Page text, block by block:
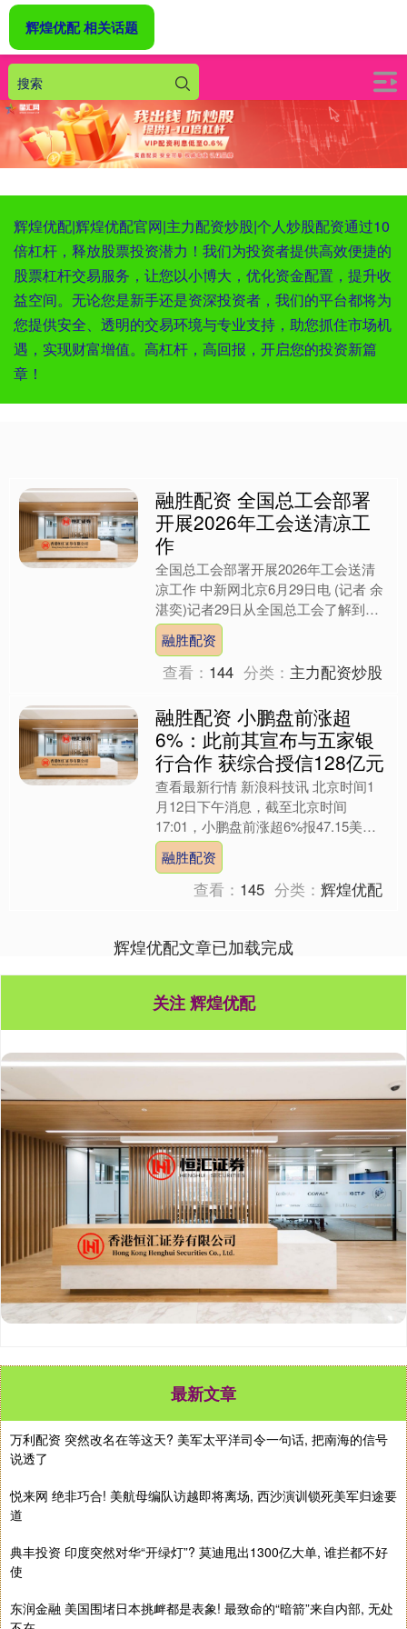
辉煌优配|辉煌优配官网|主力配资炒股|个人炒股配资通过10
倍杠杆，释放股票投资潜力！我们为投资者提供高效便捷的
股票杠杆交易服务，让您以小博大，优化资金配置，提升收
益空间。无论您是新手还是资深投资者，我们的平台都将为
您提供安全、透明的交易环境与专业支持，助您抓住市场机
遇，实现财富增值。高杠杆，高回报，开启您的投资新篇
章！
辉煌优配 相关话题
融胜配资 全国总工会部署
开展2026年工会送清凉工
作
全国总工会部署开展2026年工会送清
凉工作 中新网北京6月29日电 (记者 余
湛奕)记者29日从全国总工会了解到，
目前全国各地陆续进入夏季高温时节，
为切实维护广....
融胜配资
查看： 144 分类： 主力配资炒股
融胜配资 小鹏盘前涨超
6%：此前其宣布与五家银
行合作 获综合授信128亿元
查看最新行情 新浪科技讯 北京时间1
月12日下午消息，截至北京时间
17:01，小鹏盘前涨超6%报47.15美
元。 今日早些时候，小鹏汽车宣布，
中国农业银行广东省....
融胜配资
查看： 145 分类：辉煌优配
辉煌优配文章已加载完成
关注 辉煌优配
最新文章
万利配资 突然改名在等这天? 美军太平洋司令一句话, 把南海的信号
说透了
悦来网 绝非巧合! 美航母编队访越即将离场, 西沙演训锁死美军归途要
道
典丰投资 印度突然对华“开绿灯”? 莫迪甩出1300亿大单, 谁拦都不好
使
东润金融 美国围堵日本挑衅都是表象! 最致命的“暗箭”来自内部, 无处